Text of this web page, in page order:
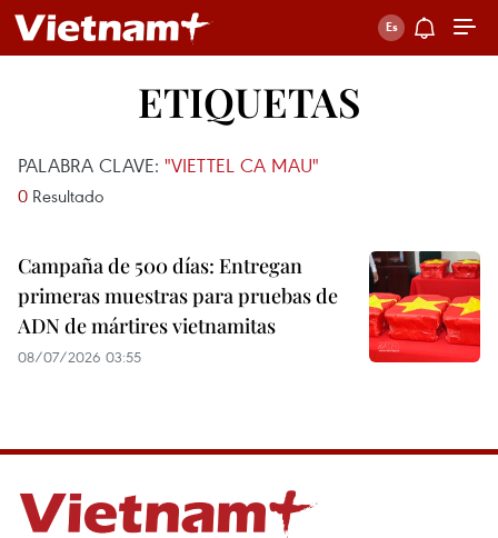
ETIQUETAS
PALABRA CLAVE: "VIETTEL CA MAU"
0 Resultado
Campaña de 500 días: Entregan
primeras muestras para pruebas de
ADN de mártires vietnamitas
08/07/2026 03:55